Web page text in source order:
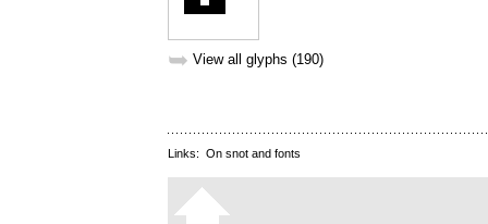
➥ View all glyphs (190)
Links: On snot and fonts